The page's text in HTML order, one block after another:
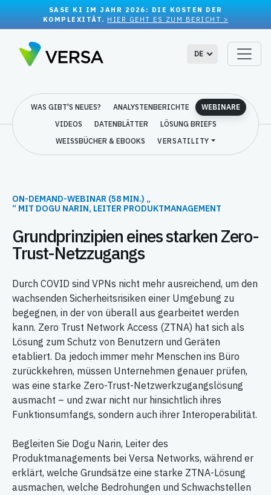
SASE KI IM JAHR 2026: DIE KOSTEN DER
KOMPLEXITÄT. HIER GEHT ES ZUM BERICHT >
DE
WAS GIBT'S NEUES? ANALYSTENBERICHTE
WEBINARE
VIDEOS
DATENBLÄTTER
LÖSUNG BRIEFS
WEISSBÜCHER & EBOOKS
VERSATILITY
ON-DEMAND-WEBINAR (58 MIN.) „
“ MIT DOGU NARIN, LEITER PRODUKTMANAGEMENT
Grundprinzipien eines starken Zero-
Trust-Netzzugangs
Durch COVID sind VPNs nicht mehr ausreichend, um den
wachsenden Sicherheitsrisiken einer Umgebung zu
begegnen, in der von überall aus gearbeitet werden
kann. Zero Trust Network Access (ZTNA) hat sich als
Lösung zum Schutz von Benutzern und Geräten
etabliert. Da jedoch immer mehr Menschen ins Büro
zurückkehren, müssen Unternehmen genauer prüfen,
was eine starke Zero-Trust-Netzwerkzugangslösung
ausmacht – und zwar nicht nur hinsichtlich ihres
Funktionsumfangs, sondern auch ihrer Interoperabilität.
Begleiten Sie Dogu Narin, Leiter des
Produktmanagements bei Versa Networks, während er
erklärt, welche Grundsätze eine starke ZTNA-Lösung
ausmachen, welche Bedrohungen und Schwachstellen